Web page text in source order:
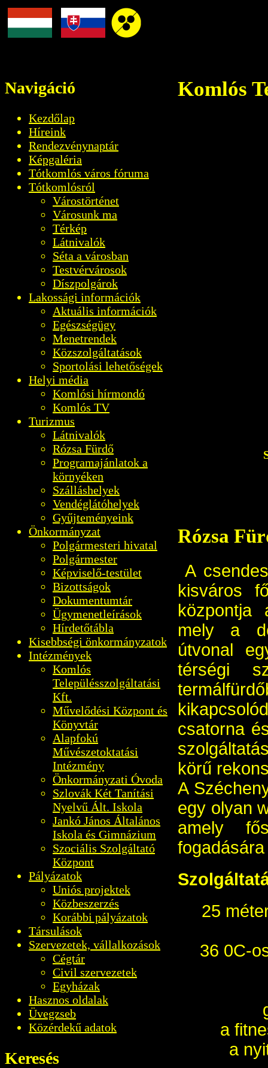
Komlós
Rózsa
A
kisváros
központja
mely a
útvonal
térségi
csatorna
körű
A
egy olyan
amely
25
36 0C-
a
a
Navigáció
Kezdőlap
Híreink
Rendezvénynaptár
Képgaléria
Tótkomlós város fóruma
Tótkomlósról
Várostörténet
Városunk ma
Térkép
Látnivalók
Séta a városban
Testvérvárosok
Díszpolgárok
Lakossági információk
Aktuális információk
Egészségügy
Menetrendek
Közszolgáltatások
Sportolási lehetőségek
Helyi média
Komlósi hírmondó
Komlós TV
Turizmus
Látnivalók
Rózsa Fürdő
Programajánlatok a
környéken
Szálláshelyek
Vendéglátóhelyek
Gyűjteményeink
Önkormányzat
Polgármesteri hivatal
Polgármester
Képviselő-testület
Bizottságok
Dokumentumtár
Ügymenetleírások
Hírdetőtábla
Kisebbségi önkormányzatok
Intézmények
Komlós
Településszolgáltatási
Kft.
Művelődési Központ és
Könyvtár
Alapfokú
Művészetoktatási
Intézmény
Önkormányzati Óvoda
Szlovák Két Tanítási
Nyelvű Ált. Iskola
Jankó János Általános
Iskola és Gimnázium
Szociális Szolgáltató
Központ
Pályázatok
Uniós projektek
Közbeszerzés
Korábbi pályázatok
Társulások
Szervezetek, vállalkozások
Cégtár
Civil szervezetek
Egyházak
Hasznos oldalak
Üvegzseb
Közérdekű adatok
Keresés